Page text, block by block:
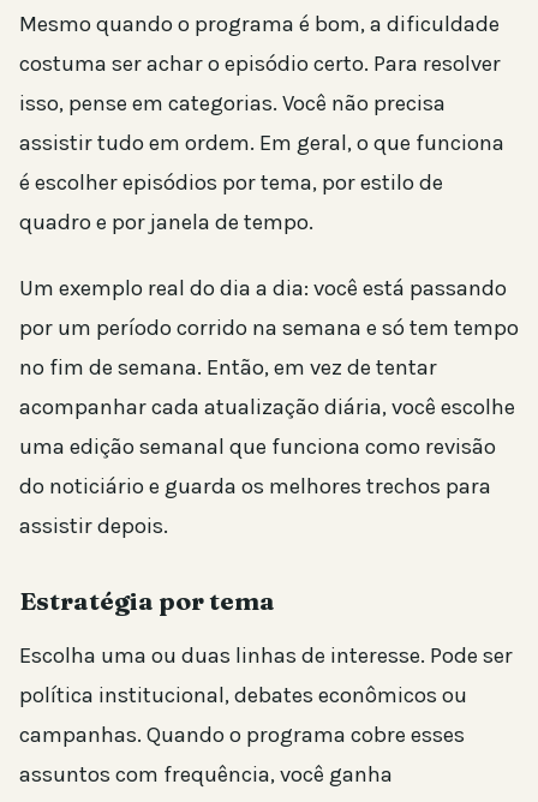
Mesmo quando o programa é bom, a dificuldade
costuma ser achar o episódio certo. Para resolver
isso, pense em categorias. Você não precisa
assistir tudo em ordem. Em geral, o que funciona
é escolher episódios por tema, por estilo de
quadro e por janela de tempo.
Um exemplo real do dia a dia: você está passando
por um período corrido na semana e só tem tempo
no fim de semana. Então, em vez de tentar
acompanhar cada atualização diária, você escolhe
uma edição semanal que funciona como revisão
do noticiário e guarda os melhores trechos para
assistir depois.
Estratégia por tema
Escolha uma ou duas linhas de interesse. Pode ser
política institucional, debates econômicos ou
campanhas. Quando o programa cobre esses
assuntos com frequência, você ganha